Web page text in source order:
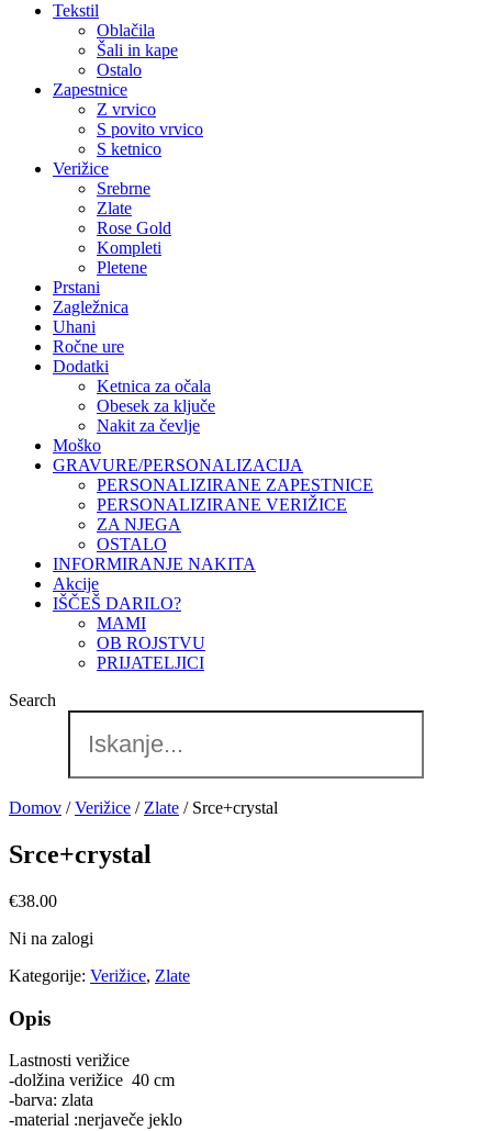
Tekstil
Oblačila
Šali in kape
Ostalo
Zapestnice
Z vrvico
S povito vrvico
S ketnico
Verižice
Srebrne
Zlate
Rose Gold
Kompleti
Pletene
Prstani
Zagležnica
Uhani
Ročne ure
Dodatki
Ketnica za očala
Obesek za ključe
Nakit za čevlje
Moško
GRAVURE/PERSONALIZACIJA
PERSONALIZIRANE ZAPESTNICE
PERSONALIZIRANE VERIŽICE
ZA NJEGA
OSTALO
INFORMIRANJE NAKITA
Akcije
IŠČEŠ DARILO?
MAMI
OB ROJSTVU
PRIJATELJICI
Search
Domov /Verižice / Zlate / Srce+crystal
Srce+crystal
€38.00
Ni na zalogi
Kategorije: Verižice, Zlate
Opis
Lastnosti verižice
-dolžina verižice 40 cm
-barva: zlata
-material :nerjaveče jeklo